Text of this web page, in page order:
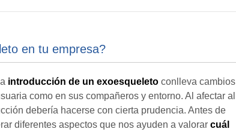
en tu empresa?
introducción de un exoesqueleto conlleva cambios
como en sus compañeros y entorno. Al afectar al
debería hacerse con cierta prudencia. Antes de
diferentes aspectos que nos ayuden a valorar cuál